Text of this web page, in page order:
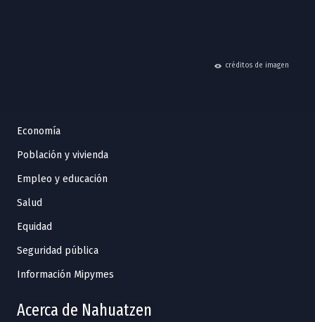
hide
créditos de imagen
Economía
Población y vivienda
Empleo y educación
Salud
Equidad
Seguridad pública
Información Mipymes
Acerca de Nahuatzen